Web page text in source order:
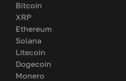
Bitcoin
XRP
Ethereum
Solana
Litecoin
Dogecoin
Monero